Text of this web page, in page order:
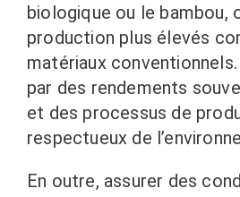
biologique ou le bambou,
production plus élevés
matériaux conventionnels.
par des rendements
et des processus de
respectueux de
En outre, assurer des